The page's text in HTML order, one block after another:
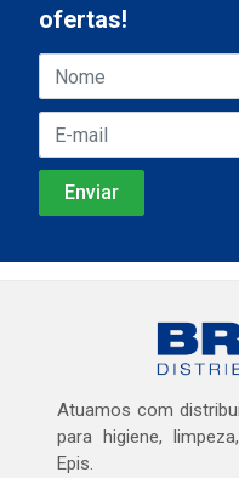
ofertas!
Atuamos com
para higiene,
Epis.